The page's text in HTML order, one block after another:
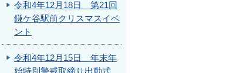
令和4年12月18日 第21回
鎌ケ谷駅前クリスマスイベ
ント
令和4年12月15日 年末年